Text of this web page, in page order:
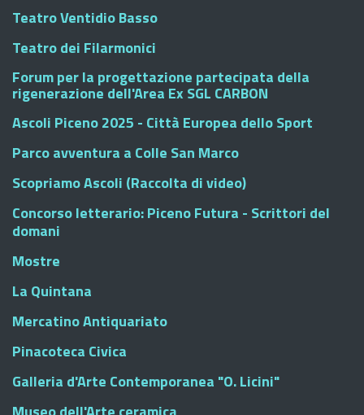
Teatro Ventidio Basso
Teatro dei Filarmonici
Forum per la progettazione partecipata della
rigenerazione dell'Area Ex SGL CARBON
Ascoli Piceno 2025 - Città Europea dello Sport
Parco avventura a Colle San Marco
Scopriamo Ascoli (Raccolta di video)
Concorso letterario: Piceno Futura - Scrittori del
domani
Mostre
La Quintana
Mercatino Antiquariato
Pinacoteca Civica
Galleria d'Arte Contemporanea "O. Licini"